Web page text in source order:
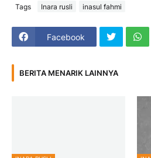
Tags Inara rusli inasul fahmi
Facebook
BERITA MENARIK LAINNYA